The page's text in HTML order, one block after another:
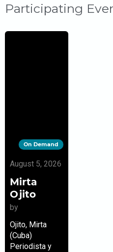
Participating
On Demand
August 5, 2026
Mirta
Ojito
by
Ojito, Mirta
(Cuba)
Periodista y